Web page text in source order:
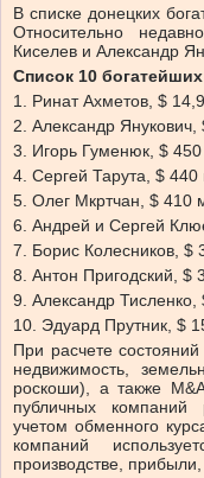
В списке донецких
Относительно
Киселев и Александр
Список 10
1. Ринат Ахметов, $
2. Александр
3. Игорь Гуменюк, $
4. Сергей Тарута, $
5. Олег Мкртчан, $ 410
6. Андрей и Сергей
7. Борис Колесников,
8. Антон Пригодский, $
9. Александр
10. Эдуард Прутник, $
При расчете
недвижимость,
роскоши), а также
публичных компаний
учетом обменного
компаний
производстве, прибыли,